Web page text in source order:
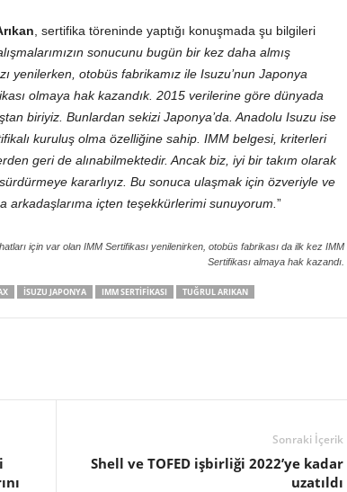
, sertifika töreninde yaptığı konuşmada şu bilgileri
sonucunu bugün bir kez daha almış
yenilerken, otobüs fabrikamız ile Isuzu’nun Japonya
olmaya hak kazandık. 2015 verilerine göre dünyada
biriyiz. Bunlardan sekizi Japonya’da. Anadolu Isuzu ise
kuruluş olma özelliğine sahip. IMM belgesi, kriterleri
geri de alınabilmektedir. Ancak biz, iyi bir takım olarak
kararlıyız. Bu sonuca ulaşmak için özveriyle ve
arkadaşlarıma içten teşekkürlerimi sunuyorum. ”
için var olan IMM Sertifikası yenilenirken, otobüs fabrikası da ilk kez IMM
Sertifikası almaya hak kazandı.
ISUZU JAPONYA IMM SERTIFIKASI TUĞRUL ARIKAN
Sonraki İçerik
Shell ve TOFED işbirliği 2022’ye kadar
uzatıldı